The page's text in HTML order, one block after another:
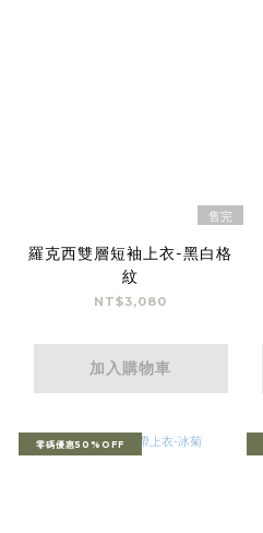
售完
羅克西雙層短袖上衣-黑白格
紋
NT$3,080
加入購物車
零碼優惠50%OFF